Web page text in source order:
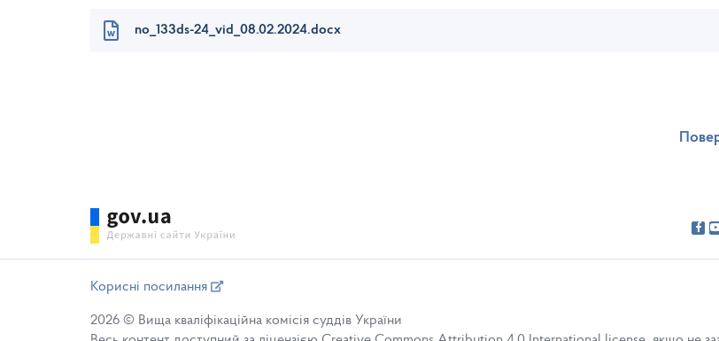
no_133ds-24_vid_08.02.2024.docx
Корисні посилання
2026 © Вища кваліфікаційна комісія суддів України